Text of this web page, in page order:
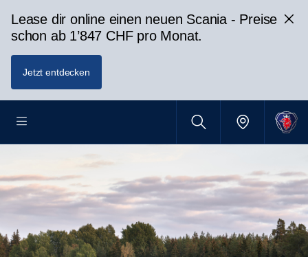
Lease dir online einen neuen Scania - Preise
schon ab 1’847 CHF pro Monat.
Jetzt entdecken